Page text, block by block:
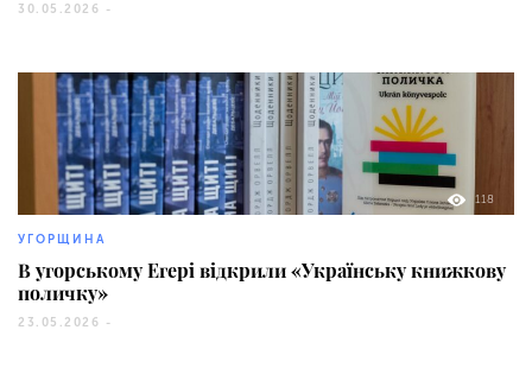
30.05.2026 -
118
УГОРЩИНА
В угорському Егері відкрили «Українську книжкову
поличку»
23.05.2026 -